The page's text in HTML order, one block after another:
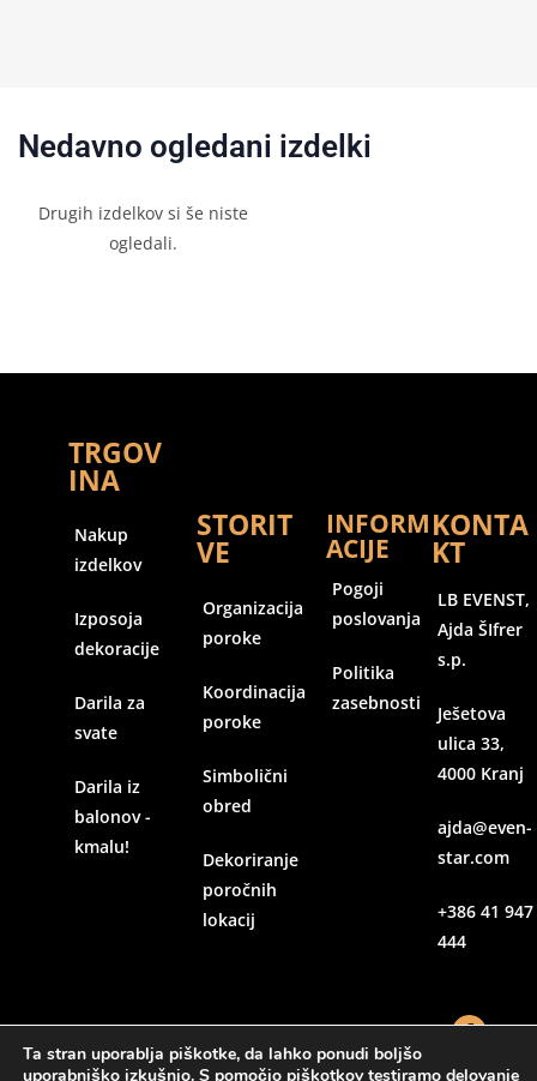
Nedavno ogledani izdelki
Drugih izdelkov si še niste
ogledali.
TRGOV
INA
Nakup
izdelkov
Izposoja
dekoracije
Darila za
svate
Darila iz
balonov -
kmalu!
STORIT
VE
Organizacija
poroke
Koordinacija
poroke
Simbolični
obred
Dekoriranje
poročnih
lokacij
INFORM
ACIJE
Pogoji
poslovanja
Politika
zasebnosti
KONTA
KT
LB EVENST,
Ajda ŠIfrer
s.p.
Ješetova
ulica 33,
4000 Kranj
ajda@even-
star.com
+386 41 947
444
Ta stran uporablja piškotke, da lahko ponudi boljšo
uporabniško izkušnjo. S pomočjo piškotkov testiramo delovanje